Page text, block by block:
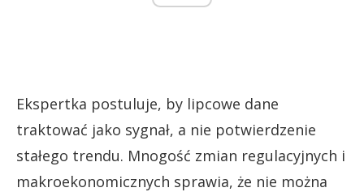
Ekspertka postuluje, by lipcowe dane
traktować jako sygnał, a nie potwierdzenie
stałego trendu. Mnogość zmian regulacyjnych i
makroekonomicznych sprawia, że nie można